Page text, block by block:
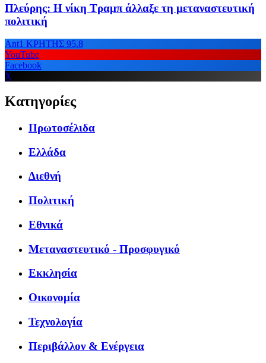
Πλεύρης: Η νίκη Τραμπ άλλαξε τη μεταναστευτική
πολιτική
Ant1 ΚΡΗΤΗΣ 95.8
YouTube
Facebook
X
Κατηγορίες
Πρωτοσέλιδα
Ελλάδα
Διεθνή
Πολιτική
Εθνικά
Μεταναστευτικό - Προσφυγικό
Εκκλησία
Οικονομία
Τεχνολογία
Περιβάλλον & Ενέργεια